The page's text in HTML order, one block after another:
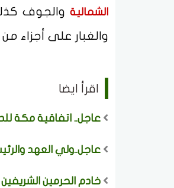
الشمالية والجوف
والغبار على أجزاء
اقرأ ايضا
عاجل.. اتفاقية مكة
عاجل..ولي العهد
خادم الحرمين